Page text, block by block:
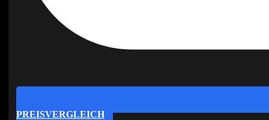
PREISVERGLEICH